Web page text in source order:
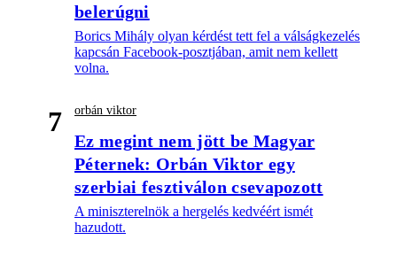
belerúgni
Borics Mihály olyan kérdést tett fel a válságkezelés
kapcsán Facebook-posztjában, amit nem kellett
volna.
7 orbán viktor
Ez megint nem jött be Magyar
Péternek: Orbán Viktor egy
szerbiai fesztiválon csevapozott
A miniszterelnök a hergelés kedvéért ismét
hazudott.